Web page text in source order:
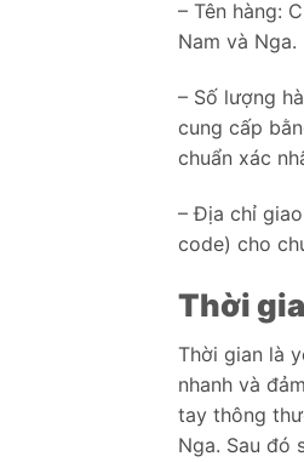
– Tên hàng:
Nam và
– Số lượng
cung cấp
chuẩn xác
– Địa chỉ
code) cho
Thời
Thời gian là
nhanh và
tay thông
Nga. Sau đó